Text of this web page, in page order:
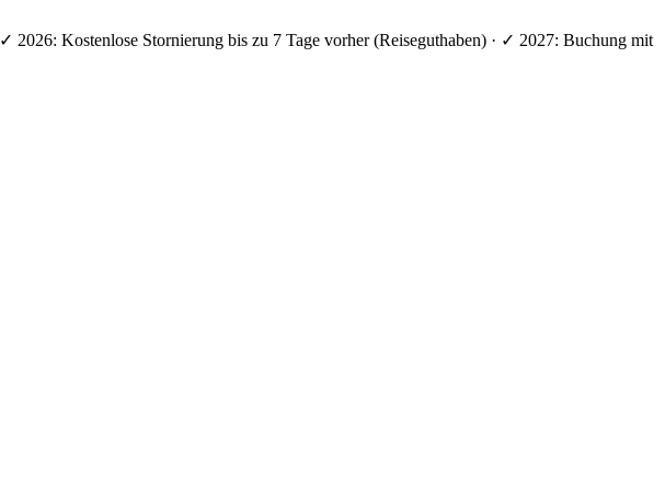
✓ 2026: Kostenlose Stornierung bis zu 7 Tage vorher (Reiseguthaben) · ✓ 2027: Buchung mit